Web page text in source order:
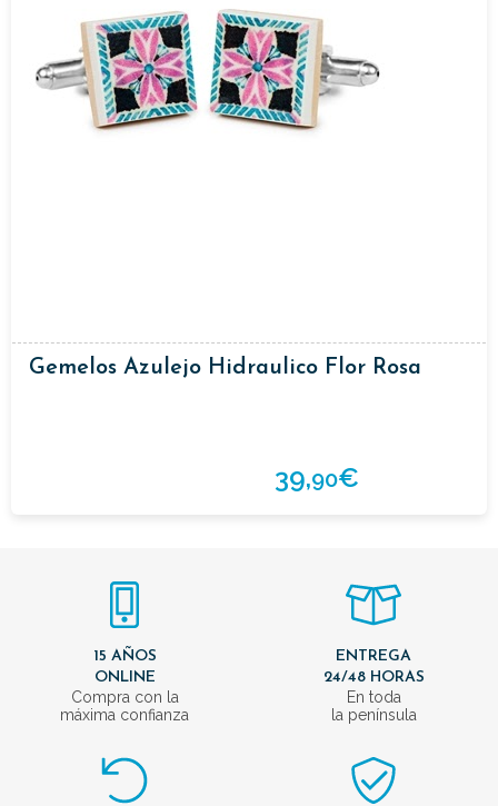
Gemelos Azulejo Hidraulico Flor Rosa
39,90€
15 AÑOS
ONLINE
Compra con la
máxima confianza
ENTREGA
24/48 HORAS
En toda
la península